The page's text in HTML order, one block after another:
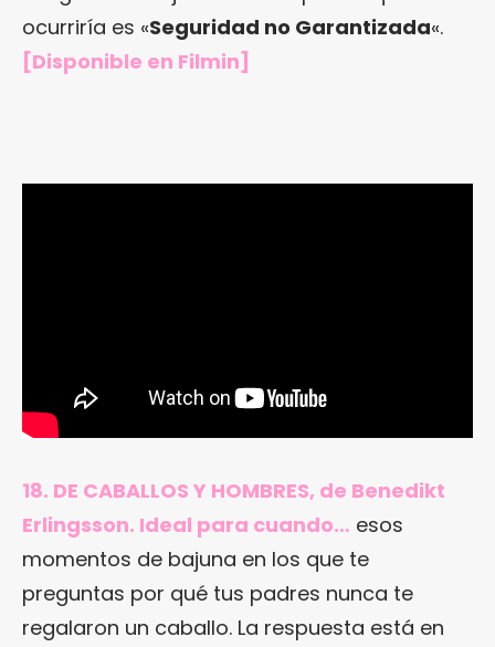
ocurriría es «Seguridad no Garantizada«.
[Disponible en Filmin]
18. DE CABALLOS Y HOMBRES, de Benedikt
Erlingsson. Ideal para cuando… esos
momentos de bajuna en los que te
preguntas por qué tus padres nunca te
regalaron un caballo. La respuesta está en